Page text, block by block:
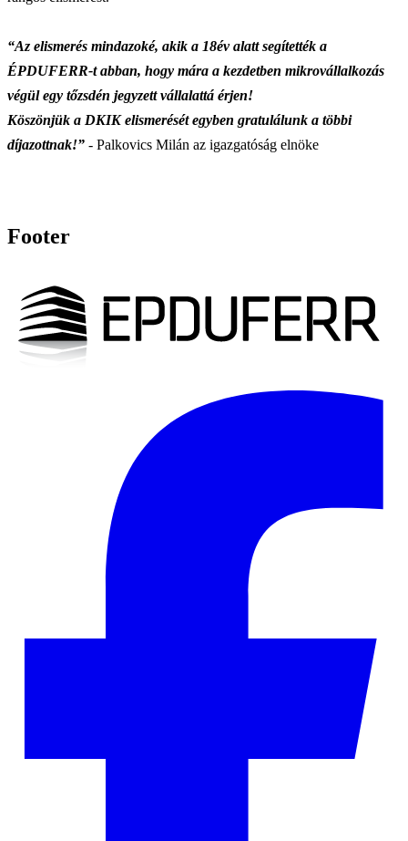
“Az elismerés mindazoké, akik a 18év alatt segítették a
ÉPDUFERR-t abban, hogy mára a kezdetben mikrovállalkozás
végül egy tőzsdén jegyzett vállalattá érjen!
Köszönjük a DKIK elismerését egyben gratulálunk a többi
díjazottnak!” - Palkovics Milán az igazgatóság elnöke
Footer